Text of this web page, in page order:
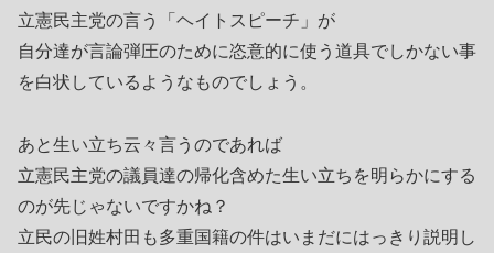
立憲民主党の言う「ヘイトスピーチ」が
自分達が言論弾圧のために恣意的に使う道具でしかない事
を白状しているようなものでしょう。
あと生い立ち云々言うのであれば
立憲民主党の議員達の帰化含めた生い立ちを明らかにする
のが先じゃないですかね？
立民の旧姓村田も多重国籍の件はいまだにはっきり説明し